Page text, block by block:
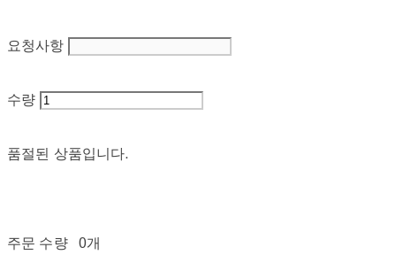
요청사항
수량
품절된 상품입니다.
주문 수량
0개